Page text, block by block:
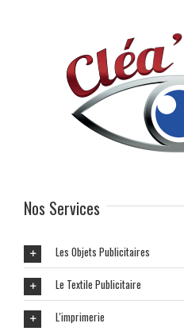
Nos Services
Les Objets Publicitaires
Le Textile Publicitaire
L'imprimerie